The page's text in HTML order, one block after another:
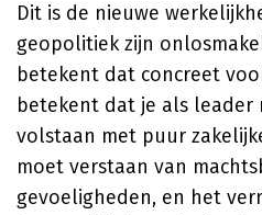
Dit is de nieuwe
geopolitiek zijn
betekent dat concreet
betekent dat je als leader
volstaan met puur
moet verstaan van
gevoeligheden, en het